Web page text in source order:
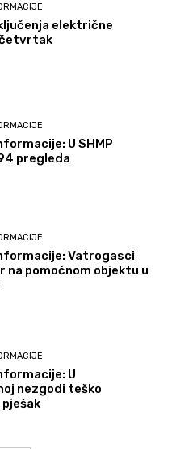
električne
četvrtak
U SHMP
pregleda
Vatrogasci
na pomoćnom objektu u
U
nezgodi teško